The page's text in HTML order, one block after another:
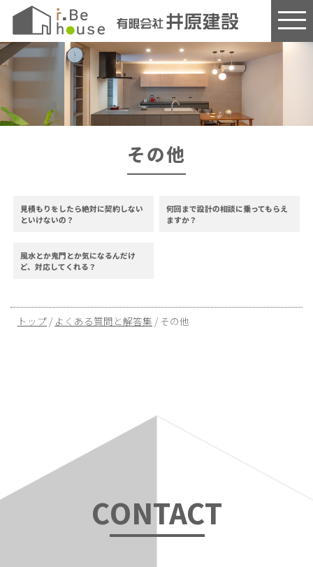
このページの本文へ
その他
見積もりをしたら絶対に契約しない
といけないの？
何回まで設計の相談に乗ってもらえ
ますか？
風水とか鬼門とか気になるんだけ
ど、対応してくれる？
現
トップ / よくある質問と解答集 / その他
CONTACT